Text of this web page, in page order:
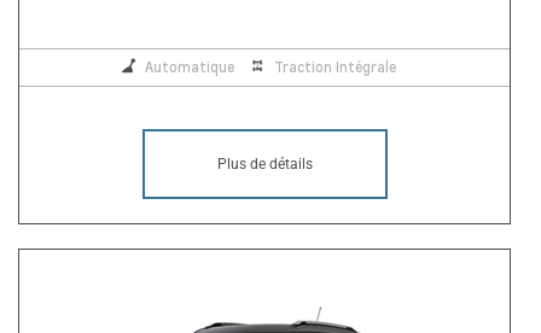
Automatique Traction Intégrale
Plus de détails